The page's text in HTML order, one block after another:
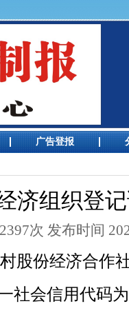
广告登报
济组织登
次 发布时间
股份经济合作
社会信用代码为